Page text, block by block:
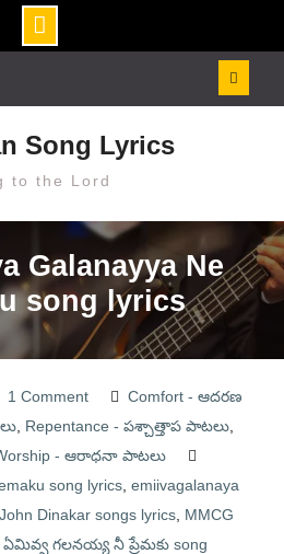
Song Lyrics
to the Lord
Galanayya Ne
song lyrics
1 Comment
Comfort - ఆదరణ
, Repentance - పశ్చాత్తాప పాటలు,
- ఆరాధనా పాటలు
song lyrics, emiivagalanaya
John Dinakar songs lyrics, MMCG
ఏమివ్వ గలనయ్య నీ ప్రేమకు song